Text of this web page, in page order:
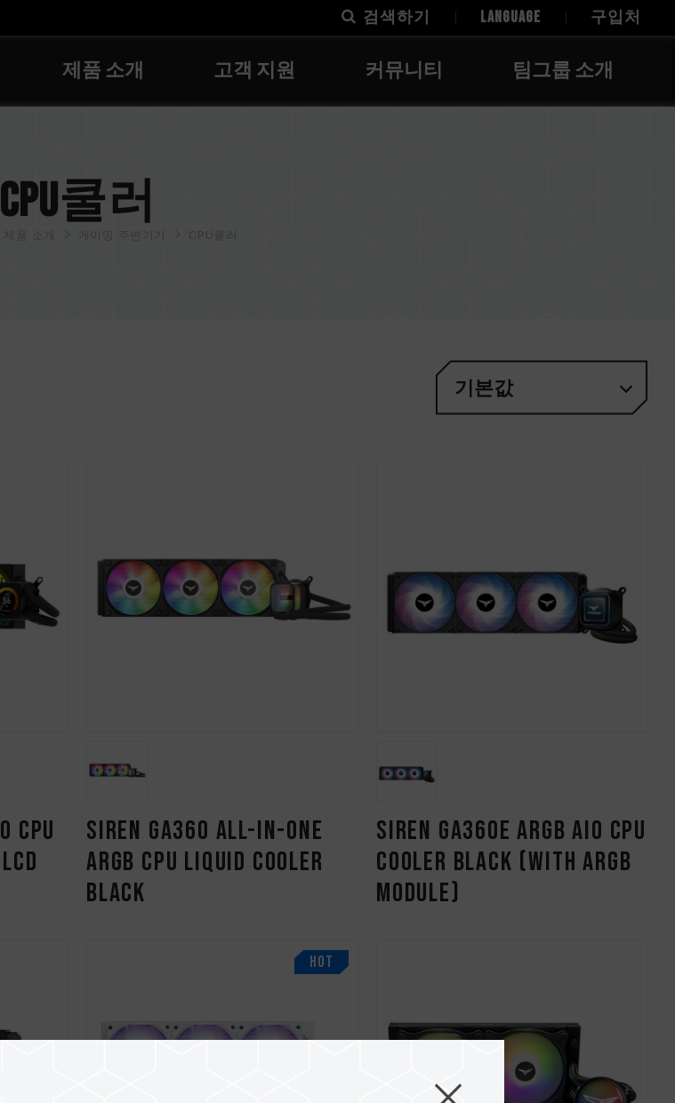
검색하기 LANGUAGE 구입처
제품 소개 고객 지원 커뮤니티 팀그룹 소개
CPU쿨러
제품 소개 게이밍 주변기기 CPU쿨러
기본값
CPU
SIREN GA360 All-in-One
ARGB CPU Liquid Cooler
Black
SIREN GA360E ARGB AIO CPU
Cooler Black (With ARGB
Module)
HOT